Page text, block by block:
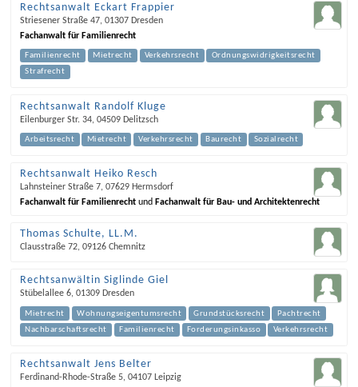
Rechtsanwalt Eckart Frappier
Striesener Straße 47, 01307 Dresden
Fachanwalt für Familienrecht
Familienrecht Mietrecht Verkehrsrecht
Ordnungswidrigkeitsrecht
Strafrecht
Rechtsanwalt Randolf Kluge
Eilenburger Str. 34, 04509 Delitzsch
Arbeitsrecht Mietrecht Verkehrsrecht Baurecht Sozialrecht
Rechtsanwalt Heiko Resch
Lahnsteiner Straße 7, 07629 Hermsdorf
Fachanwalt für Familienrechtund Fachanwalt für Bau- und Architektenrecht
Thomas Schulte, LL.M.
Clausstraße 72, 09126 Chemnitz
Rechtsanwältin Siglinde Giel
Stübelallee 6, 01309 Dresden
Mietrecht Wohnungseigentumsrecht Grundstücksrecht
Pachtrecht
Nachbarschaftsrecht
Familienrecht Forderungsinkasso Verkehrsrecht
Rechtsanwalt Jens Belter
Ferdinand-Rhode-Straße 5, 04107 Leipzig